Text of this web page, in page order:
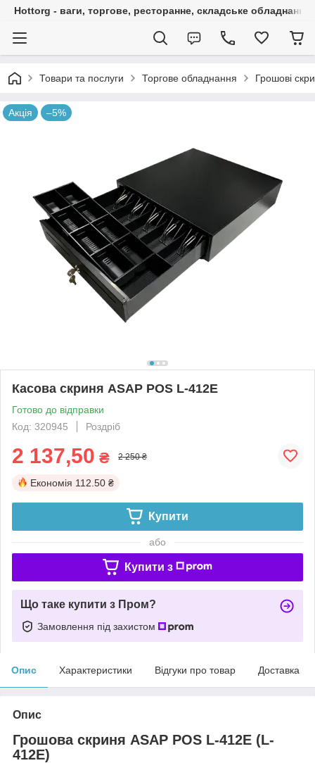
Hottorg - ваги, торгове, ресторанне, складське обладнання
Товари та послуги Торгове обладнання Грошові
Акція –5%
Касова скриня ASAP POS L-412E
Готово до відправки
Код: 320945
Роздріб
2 137,50 ₴ 2 250 ₴
Економія 112.50 ₴
Купити
або
Купити з
Що таке купити з Пром?
Замовлення під захистом
Опис Характеристики Відгуки про товар Доставка
Опис
Грошова скриня ASAP POS L-412E (L-
412E)